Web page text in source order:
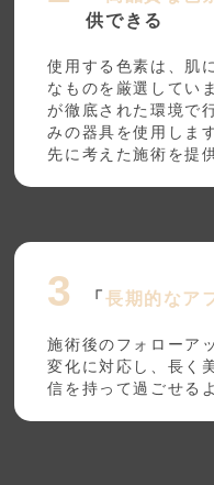
供できる
使用する色素は、肌
なものを厳選してい
が徹底された環境で
みの器具を使用しま
先に考えた施術を提
「長期的なア
施術後のフォローア
変化に対応し、長く
信を持って過ごせる